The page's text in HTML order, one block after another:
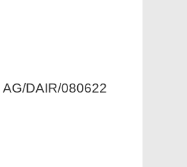
AG/DAIR/080622